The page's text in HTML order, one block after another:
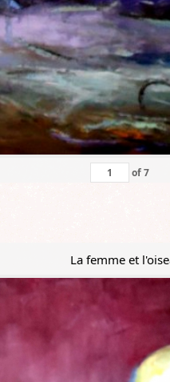
of7
La femme et